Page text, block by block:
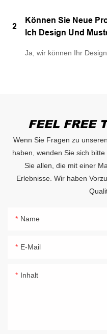
2
Können Sie Neue
Ich Design Und
Ja, wir können Ihr
FEEL FREE
Wenn Sie Fragen zu
haben, wenden Sie sich
Sie allen, die mit einer
Erlebnisse. Wir haben
Name
E-Mail
Inhalt